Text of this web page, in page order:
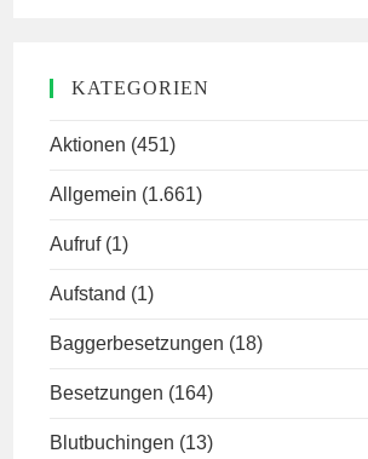
KATEGORIEN
Aktionen (451)
Allgemein (1.661)
Aufruf (1)
Aufstand (1)
Baggerbesetzungen (18)
Besetzungen (164)
Blutbuchingen (13)